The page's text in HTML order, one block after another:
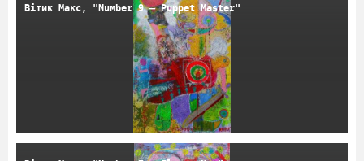
Вітик Макс, "Number 9 – Puppet Master"